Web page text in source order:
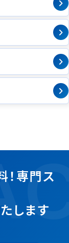
！専門ス
します